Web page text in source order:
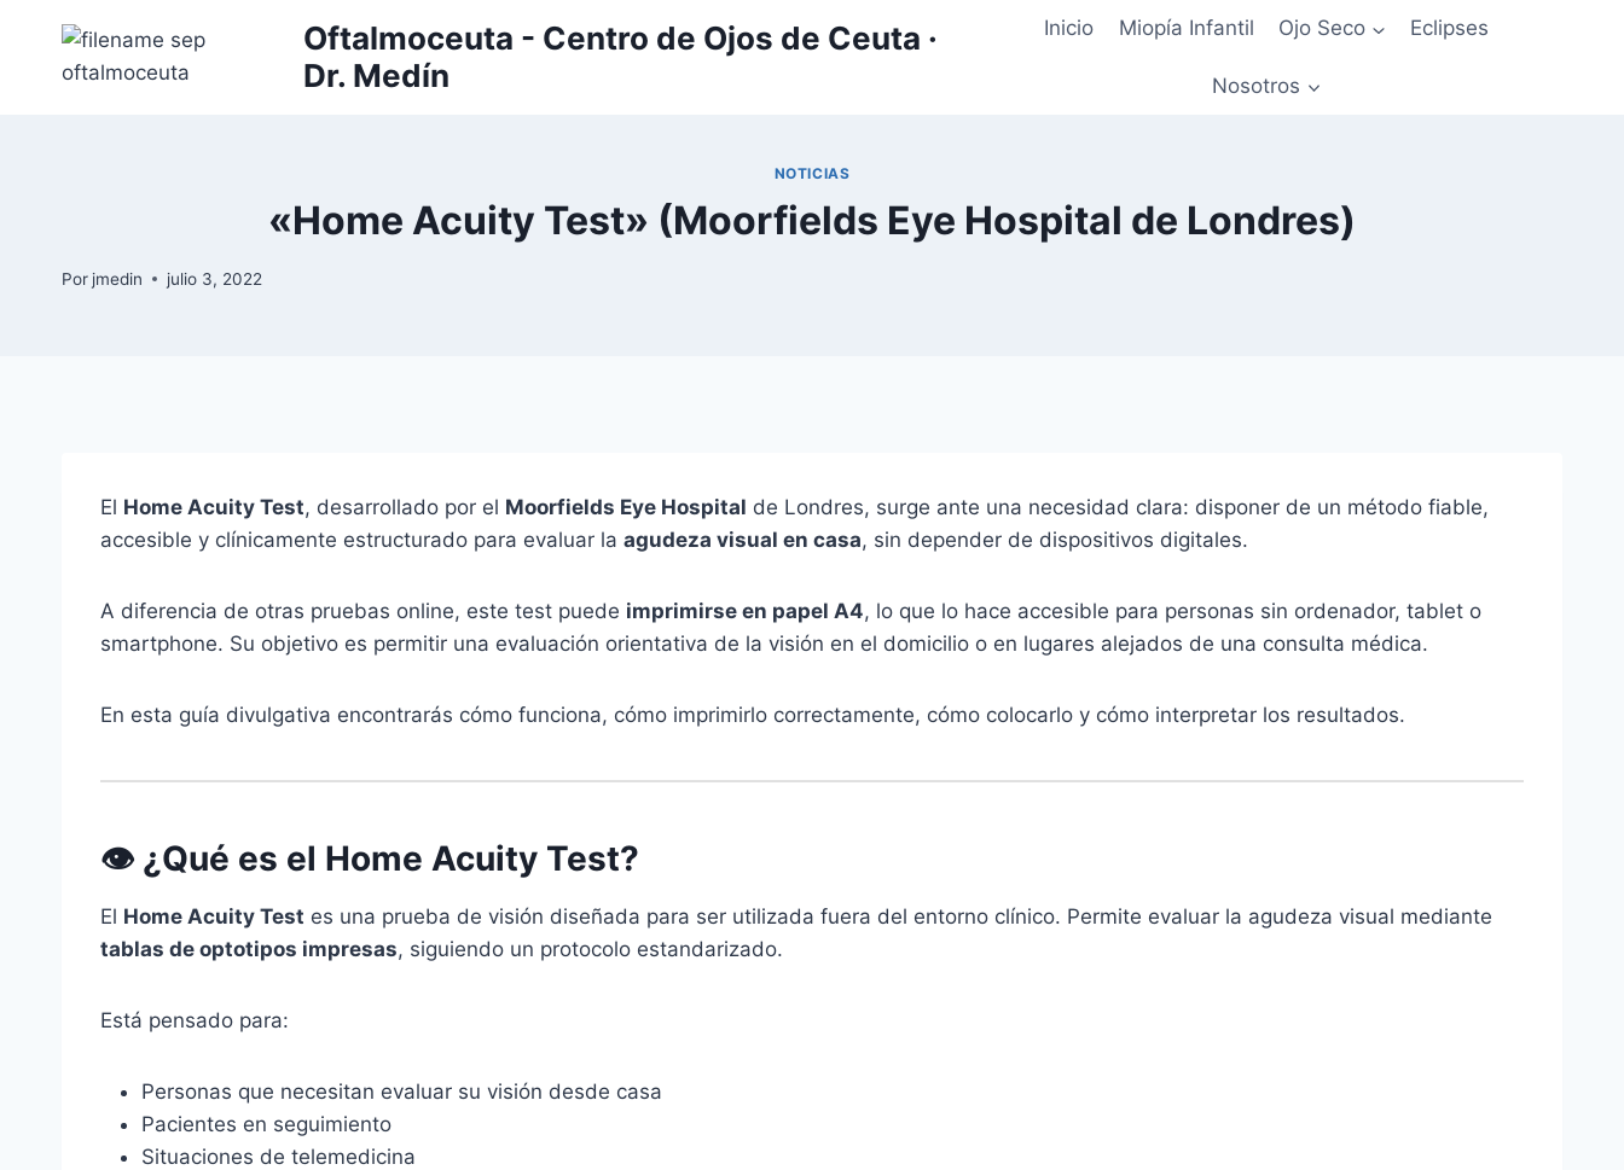
contenido
Oftalmoceuta - Centro de Ojos de Ceuta ·
Dr. Medín
Inicio Miopía Infantil Ojo Seco Eclipses
Nosotros
NOTICIAS
«Home Acuity Test» (Moorfields Eye Hospital de Londres)
Por jmedin julio 3, 2022
El Home Acuity Test, desarrollado por el Moorfields Eye Hospital de Londres, surge ante una necesidad clara: disponer de un método fiable,
accesible y clínicamente estructurado para evaluar la agudeza visual en casa, sin depender de dispositivos digitales.
A diferencia de otras pruebas online, este test puede imprimirse en papel A4, lo que lo hace accesible para personas sin ordenador, tablet o
smartphone. Su objetivo es permitir una evaluación orientativa de la visión en el domicilio o en lugares alejados de una consulta médica.
En esta guía divulgativa encontrarás cómo funciona, cómo imprimirlo correctamente, cómo colocarlo y cómo interpretar los resultados.
👁️ ¿Qué es el Home Acuity Test?
El Home Acuity Test es una prueba de visión diseñada para ser utilizada fuera del entorno clínico. Permite evaluar la agudeza visual mediante
tablas de optotipos impresas, siguiendo un protocolo estandarizado.
Está pensado para:
Personas que necesitan evaluar su visión desde casa
Pacientes en seguimiento
Situaciones de telemedicina